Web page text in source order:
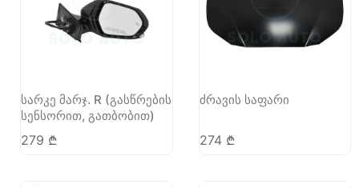
სარკე მარჯ. R (გასწრების
სენსორით, გათბობით)
279 ₾
ძრავის საფარი
274 ₾